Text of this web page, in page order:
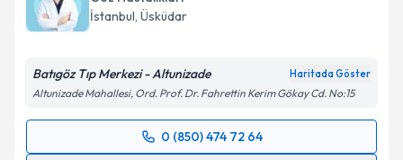
E-posta Adresiniz
Kişisel verilerimin işlenmesine ilişkinAydınlatma
Metni'ni okudum ve kişisel verilerimin belirtilen
kapsamda işlenmesini kabul ediyorum.
İstanbul, Üsküdar
Batıgöz Tıp Merkezi - Altunizade Haritada Göster
Altunizade Mahallesi, Ord. Prof. Dr. Fahrettin Kerim Gökay Cd. No:15
0 (850) 474 72 64
Randevu Takvimi Talebi